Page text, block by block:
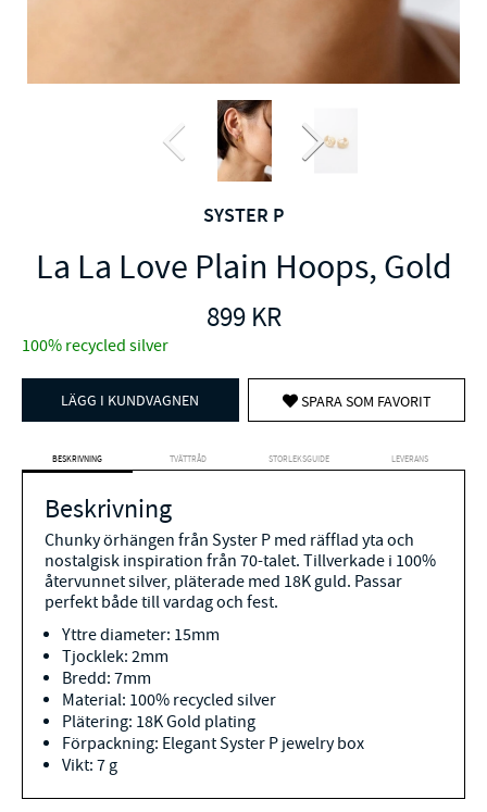
SYSTER P
La La Love Plain Hoops, Gold
899KR
100% recycled silver
LÄGG I KUNDVAGNEN SPARA SOM FAVORIT
BESKRIVNING TVÄTTRÅD STORLEKSGUIDE LEVERANS
Beskrivning
Chunky örhängen från Syster P med räfflad yta och
nostalgisk inspiration från 70-talet. Tillverkade i 100%
återvunnet silver, pläterade med 18K guld. Passar
perfekt både till vardag och fest.
Yttre diameter: 15mm
Tjocklek: 2mm
Bredd: 7mm
Material: 100% recycled silver
Plätering: 18K Gold plating
Förpackning: Elegant Syster P jewelry box
Vikt: 7 g